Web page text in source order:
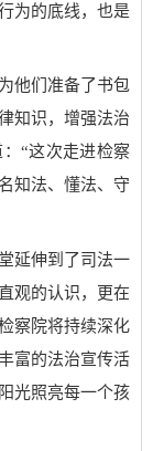
为的底线，也是
他们准备了书包
知识，增强法治
“这次走进检察
知法、懂法、守
延伸到了司法一
观的认识，更在
察院将持续深化
富的法治宣传活
光照亮每一个孩